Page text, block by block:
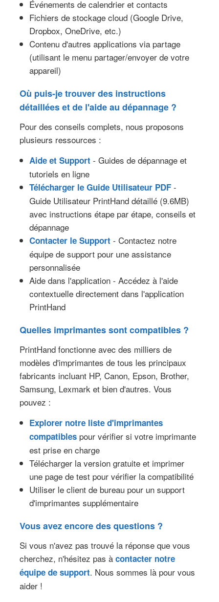
Événements de calendrier et contacts
Fichiers de stockage cloud (Google Drive,
Dropbox, OneDrive, etc.)
Contenu d'autres applications via partage
(utilisant le menu partager/envoyer de votre
appareil)
Où puis-je trouver des instructions
détaillées et de l'aide au dépannage ?
Pour des conseils complets, nous proposons
plusieurs ressources :
Aide et Support - Guides de dépannage et
tutoriels en ligne
Télécharger le Guide Utilisateur PDF -
Guide Utilisateur PrintHand détaillé (9.6MB)
avec instructions étape par étape, conseils et
dépannage
Contacter le Support - Contactez notre
équipe de support pour une assistance
personnalisée
Aide dans l'application - Accédez à l'aide
contextuelle directement dans l'application
PrintHand
Quelles imprimantes sont compatibles ?
PrintHand fonctionne avec des milliers de
modèles d'imprimantes de tous les principaux
fabricants incluant HP, Canon, Epson, Brother,
Samsung, Lexmark et bien d'autres. Vous
pouvez :
Explorer notre liste d'imprimantes
compatibles pour vérifier si votre imprimante
est prise en charge
Télécharger la version gratuite et imprimer
une page de test pour vérifier la compatibilité
Utiliser le client de bureau pour un support
d'imprimantes supplémentaire
Vous avez encore des questions ?
Si vous n'avez pas trouvé la réponse que vous
cherchez, n'hésitez pas à contacter notre
équipe de support. Nous sommes là pour vous
aider !